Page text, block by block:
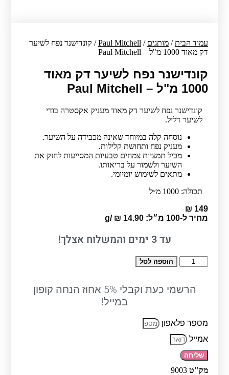
עמוד הבית/ מותגים /
Paul Mitchell/ קונדישנר נפח לשיער
דק מאוד 1000 מ"ל – Paul Mitchell
קונדישנר נפח לשיער דק מאוד
1000 מ"ל – Paul Mitchell
קונדישנר נפח לשיער דק מאוד מעניק אקסטרה בודי
לשיער דליל.
נוסחה קלה במיוחד שאינה מכבידה על השיער.
מעניק נפח ותחושת קלילות.
מכיל תמציות צמחים טבעיות המסייעות לחזק את
השיער ולשמור על בריאותו.
מתאים לשימוש יומיומי.
תכולה: 1000 מ״ל
₪ 149
מחיר ל-100 מ״ל:
₪ 14.90
/
g
עד3 ימים והמשלוח אצלך!
כמות
של
1000
-
Paul
Mitchell
הוספה לסל
הרשמי כעת וקבלי 5% אחוז הנחה קופון
במייל!
מספר פלאפון
אמייל
שליחה
מק"ט 9003